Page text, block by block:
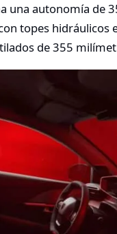
una autonomía de
topes hidráulicos
de 355